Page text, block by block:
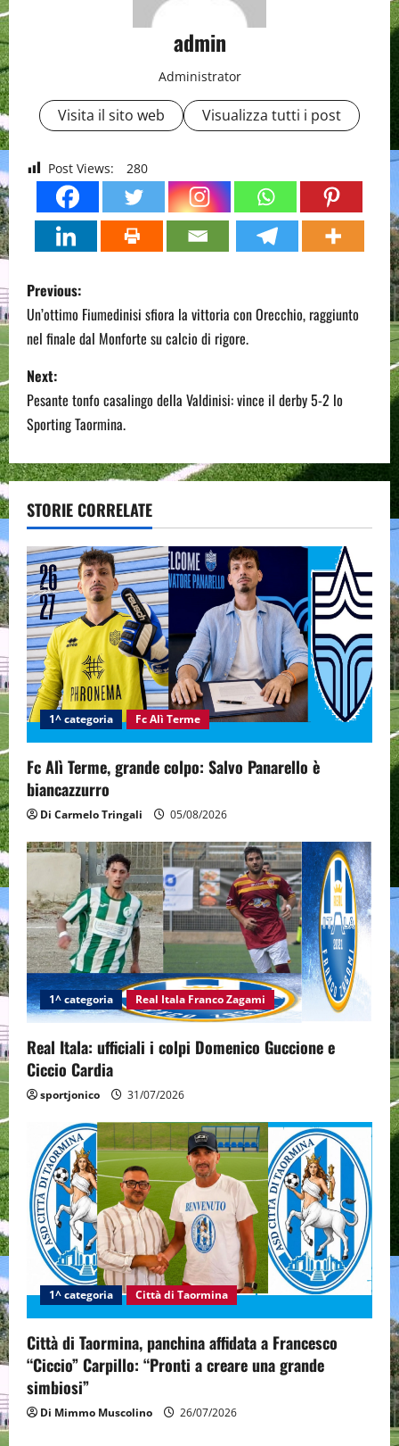
admin
Administrator
Visita il sito web Visualizza tutti i post
Post Views: 280
P
o
s
t
n
a
v
i
g
a
t
i
o
n
Previous:
Un’ottimo Fiumedinisi sfiora la vittoria con Orecchio, raggiunto
nel finale dal Monforte su calcio di rigore.
Next:
Pesante tonfo casalingo della Valdinisi: vince il derby 5-2 lo
Sporting Taormina.
STORIE CORRELATE
1^ categoria Fc Alì Terme
Fc Alì Terme, grande colpo: Salvo Panarello è
biancazzurro
Di Carmelo Tringali 05/08/2026
1^ categoria Real Itala Franco Zagami
Real Itala: ufficiali i colpi Domenico Guccione e
Ciccio Cardia
sportjonico 31/07/2026
1^ categoria Città di Taormina
Città di Taormina, panchina affidata a Francesco
“Ciccio” Carpillo: “Pronti a creare una grande
simbiosi”
Di Mimmo Muscolino 26/07/2026